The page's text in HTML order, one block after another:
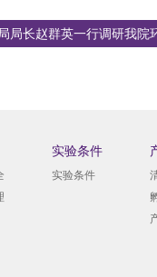
局长赵群英一行调研我院
实验条件
实验条件